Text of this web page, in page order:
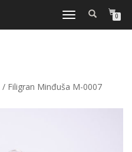
TOGGLE
0
/ Filigran Minđuša M-0007